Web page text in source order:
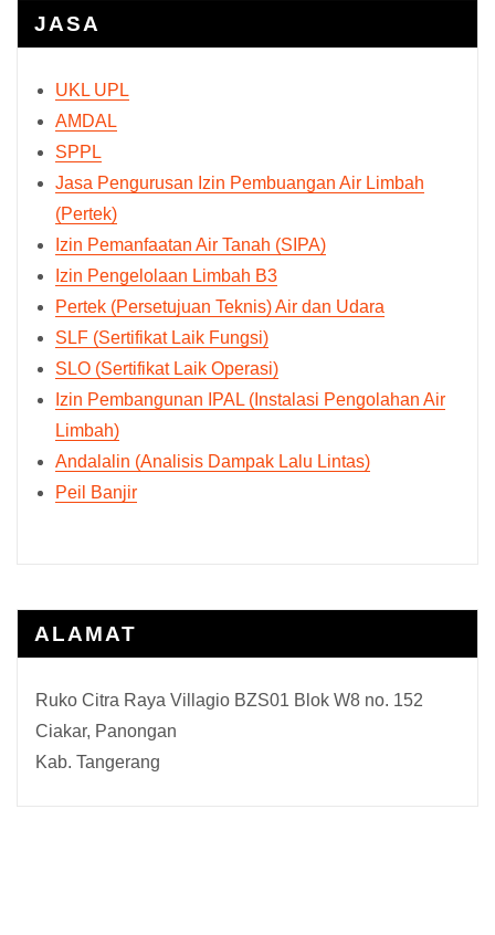
JASA
UKL UPL
AMDAL
SPPL
Jasa Pengurusan Izin Pembuangan Air Limbah
(Pertek)
Izin Pemanfaatan Air Tanah (SIPA)
Izin Pengelolaan Limbah B3
Pertek (Persetujuan Teknis) Air dan Udara
SLF (Sertifikat Laik Fungsi)
SLO (Sertifikat Laik Operasi)
Izin Pembangunan IPAL (Instalasi Pengolahan Air
Limbah)
Andalalin (Analisis Dampak Lalu Lintas)
Peil Banjir
ALAMAT
Ruko Citra Raya Villagio BZS01 Blok W8 no. 152
Ciakar, Panongan
Kab. Tangerang